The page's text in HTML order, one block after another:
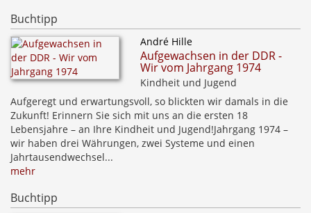
Buchtipp
André Hille
Aufgewachsen in der DDR -
Wir vom Jahrgang 1974
Kindheit und Jugend
Aufgeregt und erwartungsvoll, so blickten wir damals in die
Zukunft! Erinnern Sie sich mit uns an die ersten 18
Lebensjahre – an Ihre Kindheit und Jugend!Jahrgang 1974 –
wir haben drei Währungen, zwei Systeme und einen
Jahrtausendwechsel...
mehr
Buchtipp